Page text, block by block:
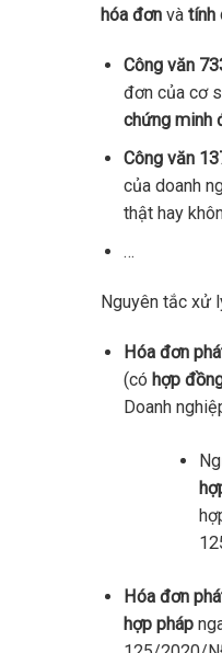
hóa đơn và tính
Công văn
đơn của cơ
chứng minh
Công văn
của doanh
thật hay
…
Nguyên tắc xử
Hóa đơn
(có hợp
Doanh
Hóa đơn
hợp pháp